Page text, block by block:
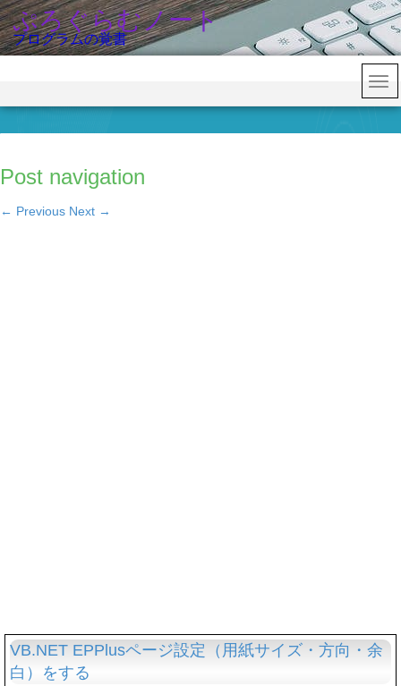
ぷろぐらむノート
プログラムの覚書
Post navigation
← Previous Next →
VB.NET EPPlusページ設定（用紙サイズ・方向・余
白）をする